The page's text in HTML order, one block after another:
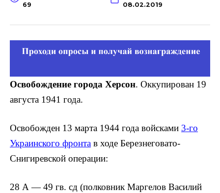
69 08.02.2019
Освобождение города Херсон. Оккупирован 19
августа 1941 года.
Освобожден 13 марта 1944 года войсками 3-го
Украинского фронта в ходе Березнеговато-
Снигиревской операции:
28 А — 49 гв. сд (полковник Маргелов Василий